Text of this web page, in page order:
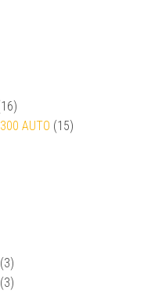
AUTO (15)
(3)
(3)